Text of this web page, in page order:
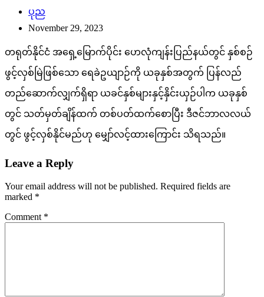
ပုည
November 29, 2023
တရုတ်နိုင်ငံ အရှေ့မြောက်ပိုင်း ဟေလုံကျန်းပြည်နယ်တွင် နှစ်စဉ်
ဖွင့်လှစ်မြဲဖြစ်သော ရေခဲဥယျာဉ်ကို ယခုနှစ်အတွက် ပြန်လည်
တည်ဆောက်လျှက်ရှိရာ ယခင်နှစ်များနှင့်နှိင်းယှဉ်ပါက ယခုနှစ်
တွင် သတ်မှတ်ချိန်ထက် တစ်ပတ်ထက်စောပြီး ဒီဇင်ဘာလလယ်
တွင် ဖွင့်လှစ်နိုင်မည်ဟု မျှော်လင့်ထားကြောင်း သိရသည်။
Leave a Reply
Your email address will not be published. Required fields are
marked *
Comment *